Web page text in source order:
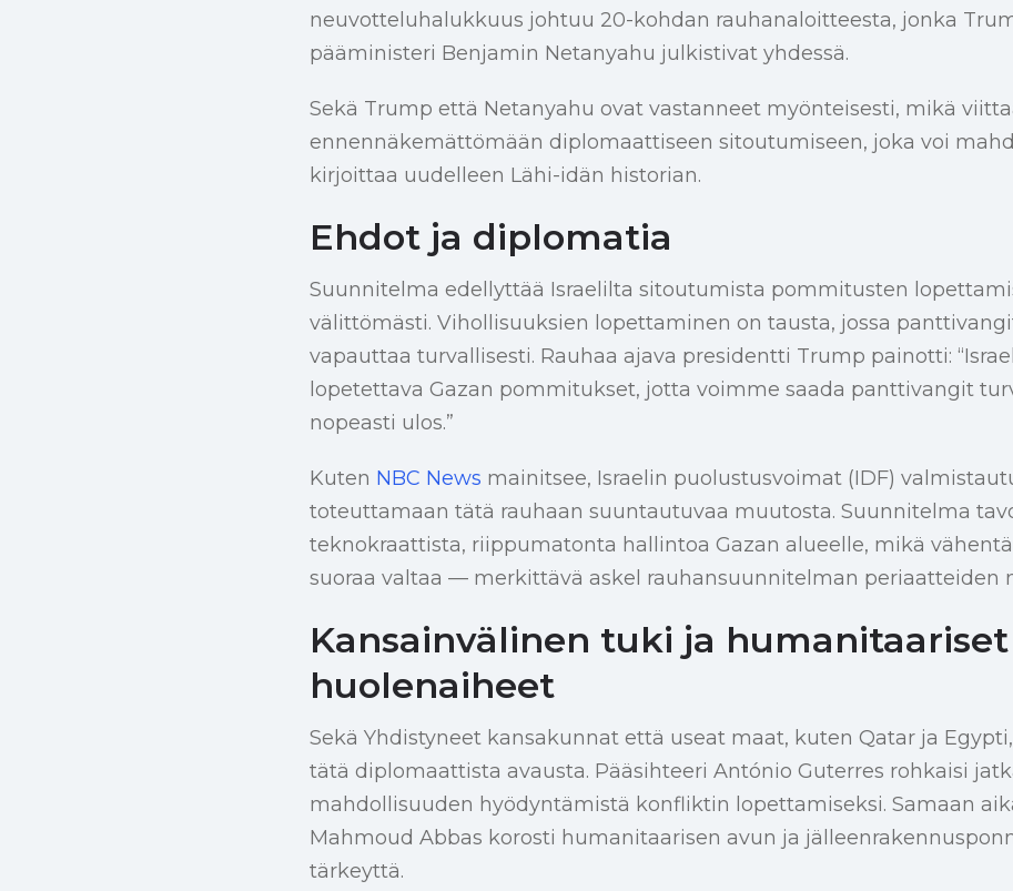
neuvotteluhalukkuus johtuu 20-kohdan rauhanaloitteesta, jonka
pääministeri Benjamin Netanyahu julkistivat yhdessä.
Sekä Trump että Netanyahu ovat vastanneet myönteisesti, mikä
ennennäkemättömään diplomaattiseen sitoutumiseen, joka voi
kirjoittaa uudelleen Lähi-idän historian.
Ehdot ja diplomatia
Suunnitelma edellyttää Israelilta sitoutumista pommitusten
välittömästi. Vihollisuuksien lopettaminen on tausta, jossa
vapauttaa turvallisesti. Rauhaa ajava presidentti Trump painotti:
lopetettava Gazan pommitukset, jotta voimme saada panttivangit
nopeasti ulos.”
Kuten NBC News mainitsee, Israelin puolustusvoimat (IDF)
toteuttamaan tätä rauhaan suuntautuvaa muutosta. Suunnitelma
teknokraattista, riippumatonta hallintoa Gazan alueelle, mikä
suoraa valtaa — merkittävä askel rauhansuunnitelman periaatteiden
Kansainvälinen tuki ja humanitaariset
huolenaiheet
Sekä Yhdistyneet kansakunnat että useat maat, kuten Qatar ja
tätä diplomaattista avausta. Pääsihteeri António Guterres rohkaisi
mahdollisuuden hyödyntämistä konfliktin lopettamiseksi. Samaan
Mahmoud Abbas korosti humanitaarisen avun ja
tärkeyttä.